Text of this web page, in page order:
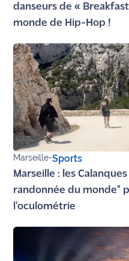
danseurs de «
monde de Hip-Hop !
Marseille-Sports
Marseille : les
randonnée du monde"
l'oculométrie